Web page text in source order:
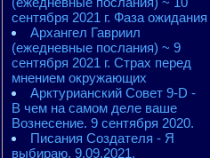
2015 - энергии месяцев
2015 - ЭНЕРГИИ года
сентября 2021 г. Фаза ожидания
Архангел Гавриил
(ежедневные послания) ~ 9
сентября 2021 г. Страх перед
мнением окружающих
Арктурианский Совет 9-D -
В чем на самом деле ваше
Вознесение. 9 сентября 2020.
Писания Создателя - Я
выбираю. 9.09.2021.